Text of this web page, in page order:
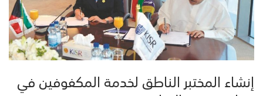
إنشاء المختبر الناطق لخدمة المكفوفين في